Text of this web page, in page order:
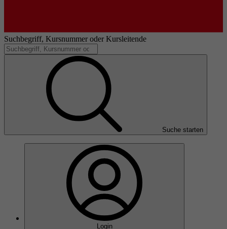
Suchbegriff, Kursnummer oder Kursleitende
Suche starten
Login